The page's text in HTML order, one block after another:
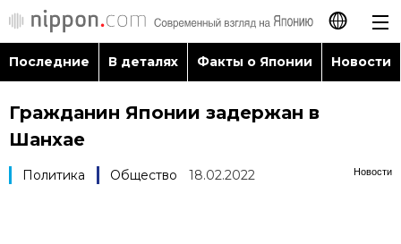
日本語
English
Последние
Последние В деталях Факты о Японии Новости
Гражданин Японии задержан в
Шанхае
Новости
Политика Общество 18.02.2022